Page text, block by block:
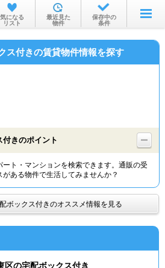
お部屋を探す
沿線・駅から
物件特集から
TOP
気になる
リスト
最近見た
物件
保存中の
条件
ス付きの賃貸物件情報を探す
付きのポイント
ト・マンションを検索できます。通販の受
ある物件で生活してみませんか？
ボックス付きのオススメ情報を見る
区の宅配ボックス付き